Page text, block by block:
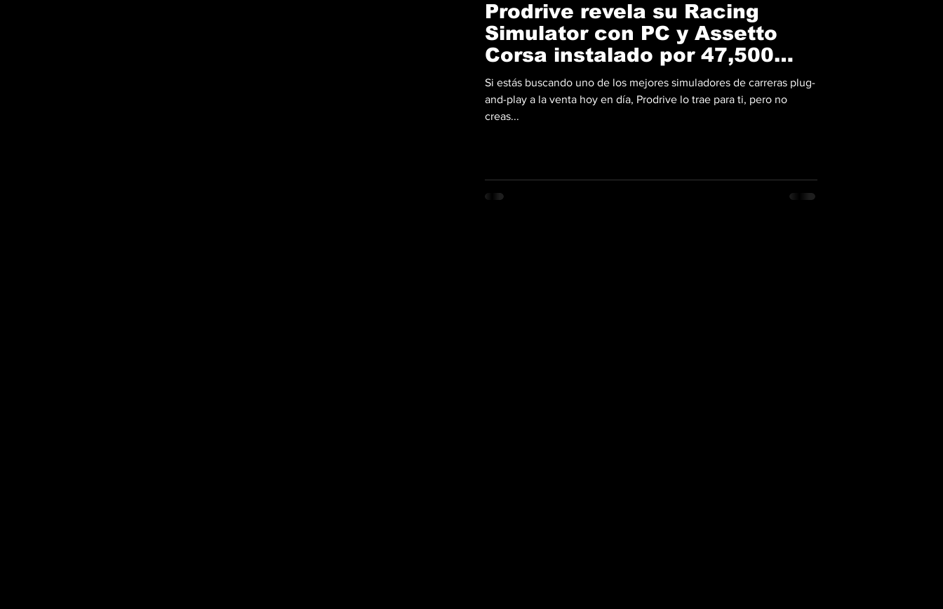
Prodrive revela su Racing
Simulator con PC y Assetto
Corsa instalado por 47,500
dólares
Si estás buscando uno de los mejores simuladores de carreras plug-
and-play a la venta hoy en día, Prodrive lo trae para ti, pero no
creas...